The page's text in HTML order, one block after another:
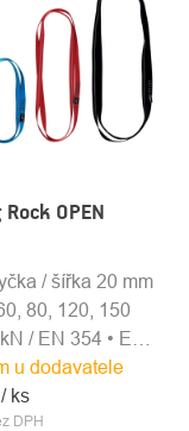
OPEN
u dodavatele
DPH
/ ks
/ šířka 20 mm
80, 120, 150
/ EN 354 • EN
795B